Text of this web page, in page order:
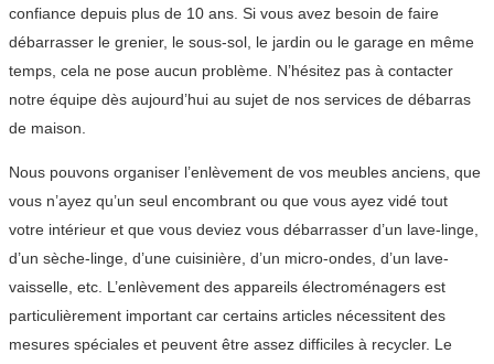
confiance depuis plus de 10 ans. Si vous avez besoin de faire
débarrasser le grenier, le sous-sol, le jardin ou le garage en même
temps, cela ne pose aucun problème. N’hésitez pas à contacter
notre équipe dès aujourd’hui au sujet de nos services de débarras
de maison.
Nous pouvons organiser l’enlèvement de vos meubles anciens, que
vous n’ayez qu’un seul encombrant ou que vous ayez vidé tout
votre intérieur et que vous deviez vous débarrasser d’un lave-linge,
d’un sèche-linge, d’une cuisinière, d’un micro-ondes, d’un lave-
vaisselle, etc. L’enlèvement des appareils électroménagers est
particulièrement important car certains articles nécessitent des
mesures spéciales et peuvent être assez difficiles à recycler. Le